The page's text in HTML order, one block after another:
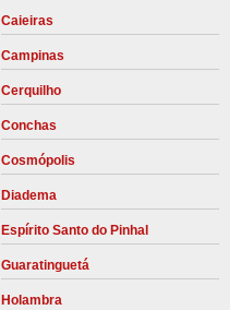
Caieiras
Campinas
Cerquilho
Conchas
Cosmópolis
Diadema
Espírito Santo do Pinhal
Guaratinguetá
Holambra